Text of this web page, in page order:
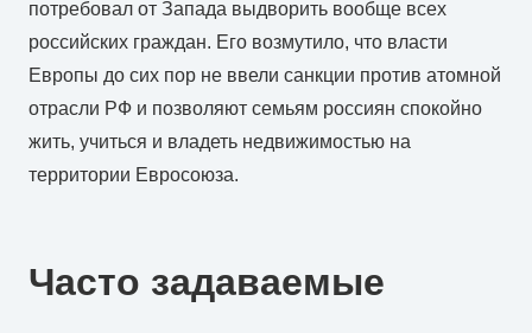
потребовал от Запада выдворить вообще всех
российских граждан. Его возмутило, что власти
Европы до сих пор не ввели санкции против атомной
отрасли РФ и позволяют семьям россиян спокойно
жить, учиться и владеть недвижимостью на
территории Евросоюза.
Часто задаваемые